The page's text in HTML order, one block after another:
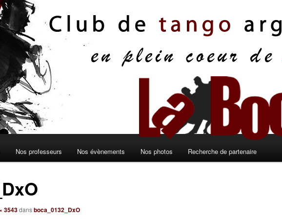
Nos professeurs Nos évènements Nos photos Recherche de partenaire
3543dansboca_0132_DxO